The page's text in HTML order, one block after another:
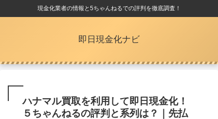
現金化業者の情報と5ちゃんねるでの評判を徹底調査！
即日現金化ナビ
ハナマル買取を利用して即日現金化！
５ちゃんねるの評判と系列は？｜先払